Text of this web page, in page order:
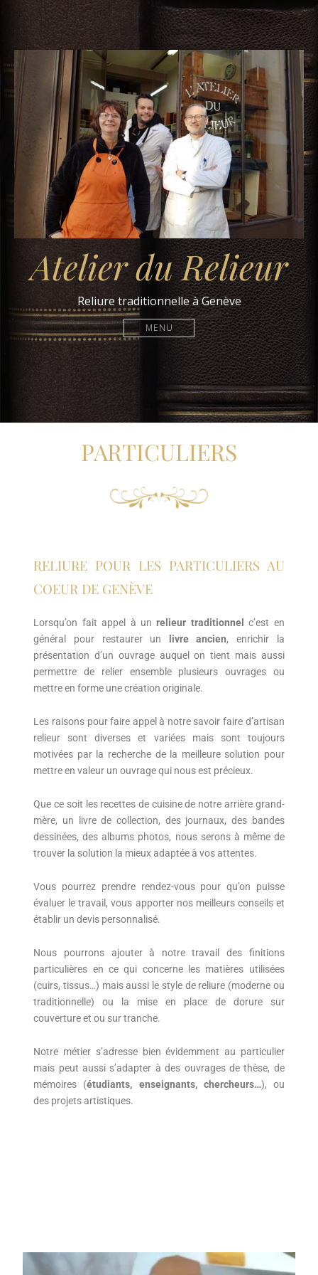
Atelier du Relieur
Reliure traditionnelle à Genève
MENU
PARTICULIERS
RELIURE POUR LES PARTICULIERS AU
COEUR DE GENÈVE
Lorsqu’on fait appel à unrelieur traditionnel
c’est en
général pour restaurer un
livre ancien, enrichir la
présentation d’un ouvrage auquel on tient mais aussi
permettre de relier ensemble plusieurs ouvrages ou
mettre en forme une création originale.
Les raisons pour faire appel à notre savoir faire d’artisan
relieur sont diverses et variées mais sont toujours
motivées par la recherche de la meilleure solution pour
mettre en valeur un ouvrage qui nous est précieux.
Que ce soit les recettes de cuisine de notre arrière grand-
mère, un livre de collection, des journaux, des bandes
dessinées, des albums photos, nous serons à même de
trouver la solution la mieux adaptée à vos attentes.
Vous pourrez prendre rendez-vous pour qu’on puisse
évaluer le travail, vous apporter nos meilleurs conseils et
établir un devis personnalisé.
Nous pourrons ajouter à notre travail des finitions
particulières en ce qui concerne les matières utilisées
(cuirs, tissus…) mais aussi le style de reliure (moderne ou
traditionnelle) ou la mise en place de dorure sur
couverture et ou sur tranche.
Notre métier s’adresse bien évidemment au particulier
mais peut aussi s’adapter à des ouvrages de thèse, de
mémoires (étudiants, enseignants, chercheurs…), ou
des projets artistiques.